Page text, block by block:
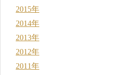
2015年
2014年
2013年
2012年
2011年